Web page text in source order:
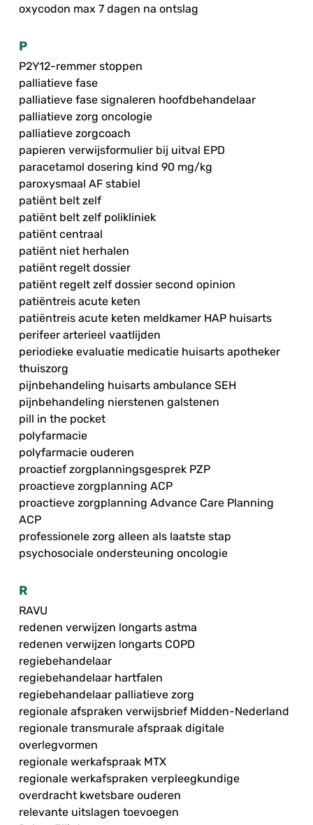
oxycodon max 7 dagen na ontslag
P
P2Y12-remmer stoppen
palliatieve fase
palliatieve fase signaleren hoofdbehandelaar
palliatieve zorg oncologie
palliatieve zorgcoach
papieren verwijsformulier bij uitval EPD
paracetamol dosering kind 90 mg/kg
paroxysmaal AF stabiel
patiënt belt zelf
patiënt belt zelf polikliniek
patiënt centraal
patiënt niet herhalen
patiënt regelt dossier
patiënt regelt zelf dossier second opinion
patiëntreis acute keten
patiëntreis acute keten meldkamer HAP huisarts
perifeer arterieel vaatlijden
periodieke evaluatie medicatie huisarts apotheker
thuiszorg
pijnbehandeling huisarts ambulance SEH
pijnbehandeling nierstenen galstenen
pill in the pocket
polyfarmacie
polyfarmacie ouderen
proactief zorgplanningsgesprek PZP
proactieve zorgplanning ACP
proactieve zorgplanning Advance Care Planning
ACP
professionele zorg alleen als laatste stap
psychosociale ondersteuning oncologie
R
RAVU
redenen verwijzen longarts astma
redenen verwijzen longarts COPD
regiebehandelaar
regiebehandelaar hartfalen
regiebehandelaar palliatieve zorg
regionale afspraken verwijsbrief Midden-Nederland
regionale transmurale afspraak digitale
overlegvormen
regionale werkafspraak MTX
regionale werkafspraken verpleegkundige
overdracht kwetsbare ouderen
relevante uitslagen toevoegen